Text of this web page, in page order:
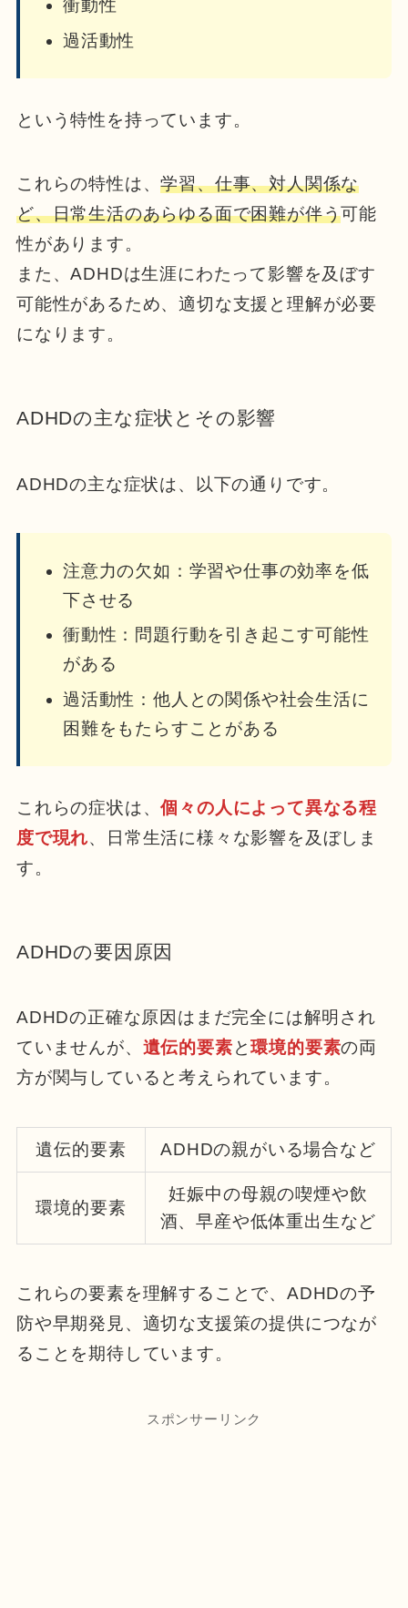
衝動性
過活動性
という特性を持っています。
これらの特性は、学習、仕事、対人関係な
ど、日常生活のあらゆる面で困難が伴う可能
性があります。
また、ADHDは生涯にわたって影響を及ぼす
可能性があるため、適切な支援と理解が必要
になります。
ADHDの主な症状とその影響
ADHDの主な症状は、以下の通りです。
注意力の欠如：学習や仕事の効率を低
下させる
衝動性：問題行動を引き起こす可能性
がある
過活動性：他人との関係や社会生活に
困難をもたらすことがある
これらの症状は、個々の人によって異なる程
度で現れ、日常生活に様々な影響を及ぼしま
す。
ADHDの要因原因
ADHDの正確な原因はまだ完全には解明され
ていませんが、 遺伝的要素と環境的要素の両
方が関与していると考えられています。
遺伝的要素 ADHDの親がいる場合など
環境的要素
妊娠中の母親の喫煙や飲
酒、早産や低体重出生など
これらの要素を理解することで、ADHDの予
防や早期発見、適切な支援策の提供につなが
ることを期待しています。
スポンサーリンク